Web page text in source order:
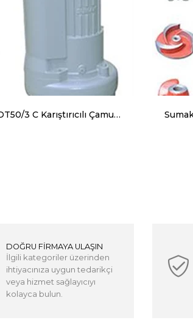
Sumak SDT50/3 C Karıştırıcılı Çamur Suyu Dalgıç Pompa Trifaze (380V) 5.5HP
DOĞRU FİRMAYA ULAŞIN
İlgili kategoriler üzerinden
ihtiyacınıza uygun tedarikçi
veya hizmet sağlayıcıyı
kolayca bulun.